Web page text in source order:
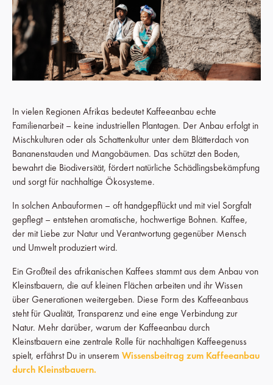
In vielen Regionen Afrikas bedeutet Kaffeeanbau echte
Familienarbeit – keine industriellen Plantagen. Der Anbau erfolgt in
Mischkulturen oder als Schattenkultur unter dem Blätterdach von
Bananenstauden und Mangobäumen. Das schützt den Boden,
bewahrt die Biodiversität, fördert natürliche Schädlingsbekämpfung
und sorgt für nachhaltige Ökosysteme.
In solchen Anbauformen – oft handgepflückt und mit viel Sorgfalt
gepflegt – entstehen aromatische, hochwertige Bohnen. Kaffee,
der mit Liebe zur Natur und Verantwortung gegenüber Mensch
und Umwelt produziert wird.
Ein Großteil des afrikanischen Kaffees stammt aus dem Anbau von
Kleinstbauern, die auf kleinen Flächen arbeiten und ihr Wissen
über Generationen weitergeben. Diese Form des Kaffeeanbaus
steht für Qualität, Transparenz und eine enge Verbindung zur
Natur. Mehr darüber, warum der Kaffeeanbau durch
Kleinstbauern eine zentrale Rolle für nachhaltigen Kaffeegenuss
spielt, erfährst Du in unserem Wissensbeitrag zum Kaffeeanbau
durch Kleinstbauern.